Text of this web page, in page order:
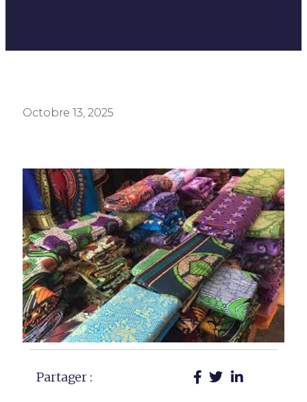
Octobre 13, 2025
Partager :